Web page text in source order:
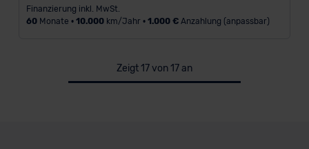
Finanzierung inkl. MwSt.
60Monate • 10.000km/Jahr • 1.000 €Anzahlung (anpassbar)
Zeigt 17 von 17 an